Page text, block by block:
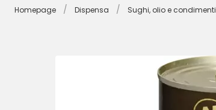
Homepage / Dispensa / Sughi, olio e condimenti